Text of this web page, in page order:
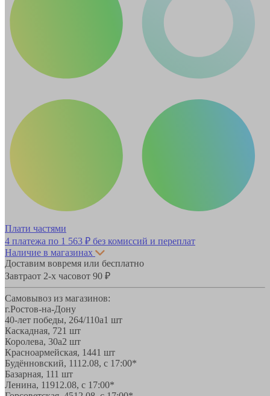
Плати частями
4 платежа по 1 563 ₽ без комиссий и переплат
Наличие в магазинах
Доставим вовремя или бесплатно
Завтраот 2-х часовот 90 ₽
Самовывоз из магазинов:
г.Ростов-на-Дону
40-лет победы, 264/110а1 шт
Каскадная, 721 шт
Королева, 30а2 шт
Красноармейская, 1441 шт
Будённовский, 1112.08, с 17:00*
Базарная, 111 шт
Ленина, 11912.08, с 17:00*